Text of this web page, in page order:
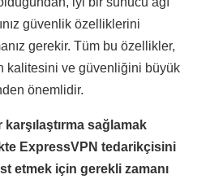
güvenlik özelliklerini
gerekir. Tüm bu özellikler,
kalitesini ve güvenliğini büyük
önemlidir.
karşılaştırma sağlamak
ExpressVPN tedarikçisini
etmek için gerekli zamanı